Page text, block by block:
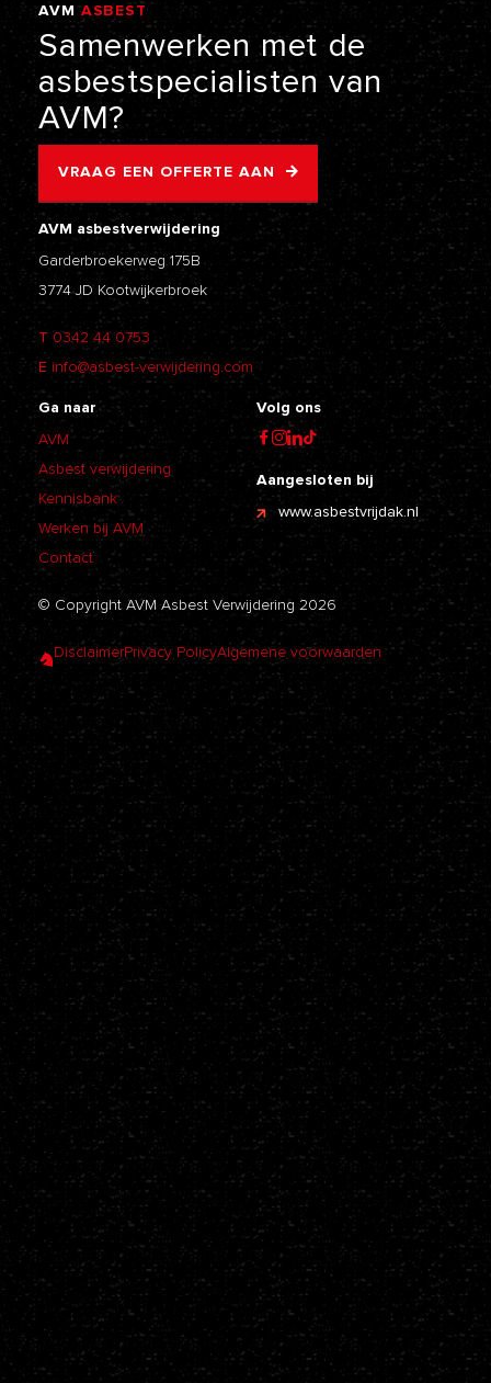
AVM ASBEST
VERWIJDERING
Samenwerken met de
asbestspecialisten van
AVM?
VRAAG EEN OFFERTE AAN
AVM asbestverwijdering
Garderbroekerweg 175B
3774 JD Kootwijkerbroek
T 0342 44 0753
E info@asbest-verwijdering.com
Ga naar
AVM
Asbest verwijdering
Kennisbank
Werken bij AVM
Contact
Volg ons
Aangesloten bij
www.asbestvrijdak.nl
© Copyright AVM Asbest Verwijdering 2026
DisclaimerPrivacy PolicyAlgemene voorwaarden